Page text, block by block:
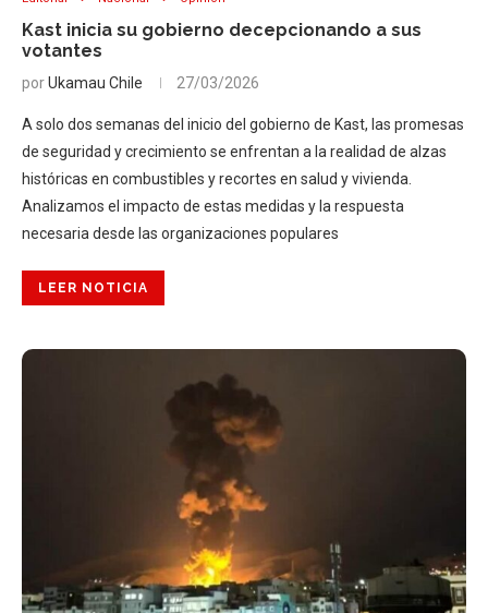
Kast inicia su gobierno decepcionando a sus
votantes
porUkamau Chile 27/03/2026
A solo dos semanas del inicio del gobierno de Kast, las promesas
de seguridad y crecimiento se enfrentan a la realidad de alzas
históricas en combustibles y recortes en salud y vivienda.
Analizamos el impacto de estas medidas y la respuesta
necesaria desde las organizaciones populares
LEER NOTICIA